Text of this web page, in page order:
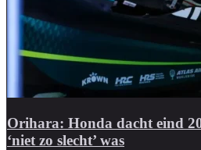
Orihara: Honda dacht eind
‘niet zo slecht’ was